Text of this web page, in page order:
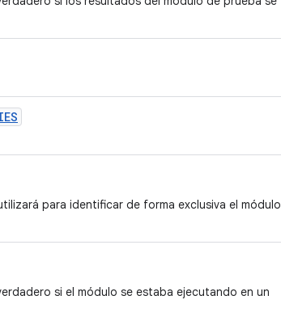
para identificar de forma exclusiva el módulo
si el módulo se estaba ejecutando en un